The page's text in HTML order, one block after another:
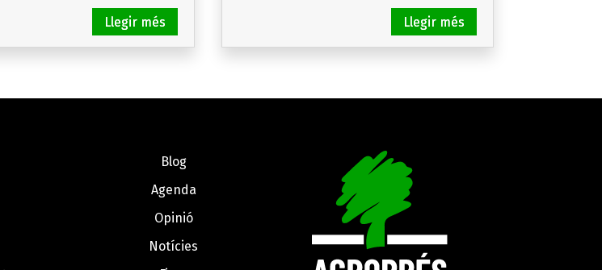
Blog
Agenda
Opinió
Notícies